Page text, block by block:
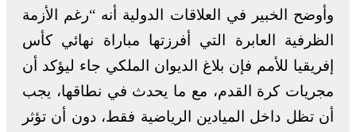
وأوضح الخبير في العلاقات الدولية أنه “رغم الأزمة
الظرفية العابرة التي أفرزتها مباراة نهائي كأس
إفريقيا للأمم فإن بلاغ الديوان الملكي جاء ليؤكد أن
مجريات كرة القدم، مع ما يحدث في نطاقها، يجب
أن تظل داخل الميادين الرياضية فقط، دون أن تؤثر